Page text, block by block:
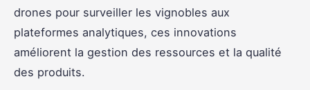
drones pour surveiller les vignobles aux
plateformes analytiques, ces innovations
améliorent la gestion des ressources et la qualité
des produits.